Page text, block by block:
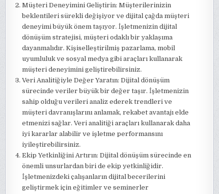
Müşteri Deneyimini Geliştirin: Müşterilerinizin
beklentileri sürekli değişiyor ve dijital çağda müşteri
deneyimi büyük önem taşıyor. İşletmenizin dijital
dönüşüm stratejisi, müşteri odaklı bir yaklaşıma
dayanmalıdır. Kişiselleştirilmiş pazarlama, mobil
uyumluluk ve sosyal medya gibi araçları kullanarak
müşteri deneyimini geliştirebilirsiniz.
Veri Analitiğiyle Değer Yaratın: Dijital dönüşüm
sürecinde veriler büyük bir değer taşır. İşletmenizin
sahip olduğu verileri analiz ederek trendleri ve
müşteri davranışlarını anlamak, rekabet avantajı elde
etmenizi sağlar. Veri analitiği araçları kullanarak daha
iyi kararlar alabilir ve işletme performansını
iyileştirebilirsiniz.
Ekip Yetkinliğini Artırın: Dijital dönüşüm sürecinde en
önemli unsurlardan biri de ekip yetkinliğidir.
İşletmenizdeki çalışanların dijital becerilerini
geliştirmek için eğitimler ve seminerler